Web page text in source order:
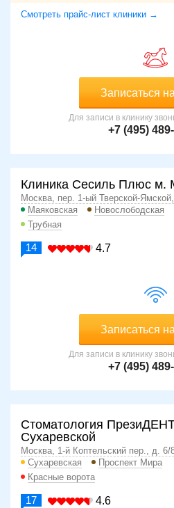
Смотреть прайс-лист клиники →
Записаться
Для записи в клинику
+7 (495)
Клиника Сесиль Плюс м.
Москва, пер. 1-ый Тверской-
Маяковская
Новослободская
Трубная
14 4.7
Записаться
Для записи в клинику
+7 (495)
Стоматология
Сухаревской
Москва, 1-й Коптельский пер., д. 6/
Сухаревская
Проспект Мира
Красные ворота
17 4.6